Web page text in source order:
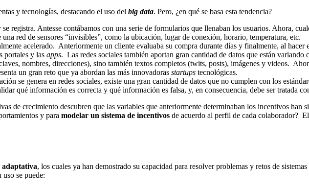
y tecnologías, destacando el uso del big data. Pero, ¿en qué se basa esta tendencia?
se registra. Antesse contábamos con una serie de formularios que llenaban los usuarios. Ahora,
red de sensores “invisibles”, como la ubicación, lugar de conexión, horario, temperatura, etc.
acelerado. Anteriormente un cliente evaluaba su compra durante días y finalmente, al
portales y las apps. Las redes sociales también aportan gran cantidad de datos que están variando
nombres, direcciones), sino también textos completos (twits, posts), imágenes y videos.
un gran reto que ya abordan las más innovadoras startups tecnológicas.
se genera en redes sociales, existe una gran cantidad de datos que no cumplen con los
qué información es correcta y qué información es falsa, y, en consecuencia, debe ser tratada
de crecimiento descubren que las variables que anteriormente determinaban los incentivos han
y para modelar un sistema de incentivos de acuerdo al perfil de cada colaborador? El
adaptativa, los cuales ya han demostrado su capacidad para resolver problemas y retos de
se puede: